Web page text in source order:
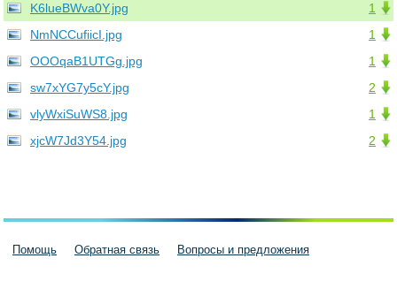
1
K6lueBWva0Y.jpg
1
NmNCCufiicI.jpg
1
OOOqaB1UTGg.jpg
2
sw7xYG7y5cY.jpg
1
vlyWxiSuWS8.jpg
2
xjcW7Jd3Y54.jpg
Помощь Обратная связь Вопросы и предложения